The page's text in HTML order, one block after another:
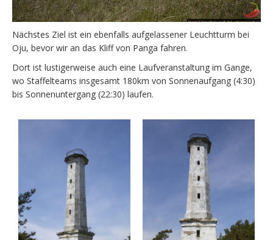
Nächstes Ziel ist ein ebenfalls aufgelassener Leuchtturm bei
Oju, bevor wir an das Kliff von Panga fahren.
Dort ist lustigerweise auch eine Laufveranstaltung im Gange,
wo Staffelteams insgesamt 180km von Sonnenaufgang (4:30)
bis Sonnenuntergang (22:30) laufen.